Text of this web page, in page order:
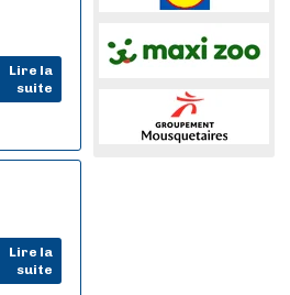
Lire la
suite
Lire la
suite